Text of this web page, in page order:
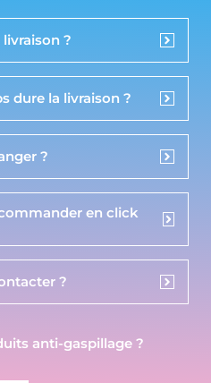
?
dure la livraison ?
?
en click
?
anti-gaspillage ?